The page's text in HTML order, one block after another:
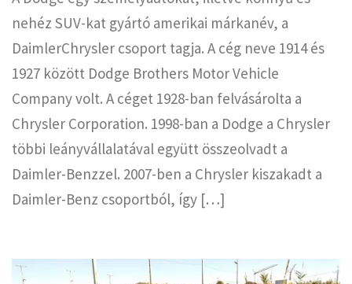
nehéz SUV-kat gyártó amerikai márkanév, a
DaimlerChrysler csoport tagja. A cég neve 1914 és
1927 között Dodge Brothers Motor Vehicle
Company volt. A céget 1928-ban felvásárolta a
Chrysler Corporation. 1998-ban a Dodge a Chrysler
többi leányvállalatával együtt összeolvadt a
Daimler-Benzzel. 2007-ben a Chrysler kiszakadt a
Daimler-Benz csoportból, így […]